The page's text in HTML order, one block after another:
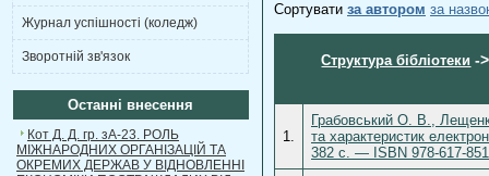
Журнал успішності (коледж)
Зворотній зв'язок
Останні внесення
Кот Д. Д. гр. зА-23. РОЛЬ
МІЖНАРОДНИХ ОРГАНІЗАЦІЙ ТА
ОКРЕМИХ ДЕРЖАВ У ВІДНОВЛЕННІ
Сортувати за автором за
Структура бібліотеки -
1.
Грабовський О. В.,
та характеристик
382 с. — ISBN 978-617-